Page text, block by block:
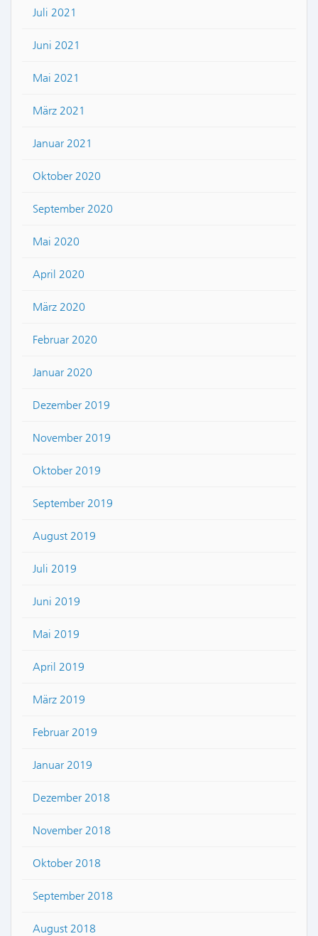
Juli 2021
Juni 2021
Mai 2021
März 2021
Januar 2021
Oktober 2020
September 2020
Mai 2020
April 2020
März 2020
Februar 2020
Januar 2020
Dezember 2019
November 2019
Oktober 2019
September 2019
August 2019
Juli 2019
Juni 2019
Mai 2019
April 2019
März 2019
Februar 2019
Januar 2019
Dezember 2018
November 2018
Oktober 2018
September 2018
August 2018